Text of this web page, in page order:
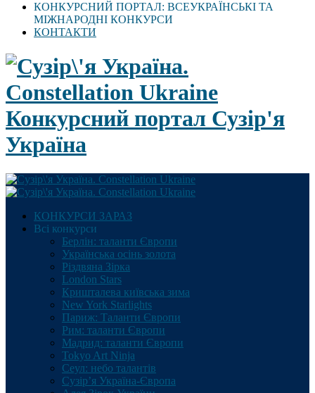
КОНКУРСНИЙ ПОРТАЛ: ВСЕУКРАЇНСЬКІ ТА
МІЖНАРОДНІ КОНКУРСИ
КОНТАКТИ
Конкурсний портал Сузір'я
Україна
КОНКУРСИ ЗАРАЗ
Всі конкурси
Берлін: таланти Європи
Українська осінь золота
Різдвяна Зірка
London Stars
Кришталева київська зима
New York Starlights
Париж: Таланти Європи
Рим: таланти Європи
Мадрид: таланти Європи
Tokyo Art Ninja
Сеул: небо талантів
Сузір’я Україна-Європа